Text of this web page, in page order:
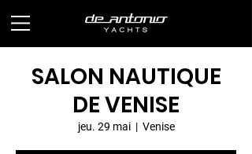
SALON NAUTIQUE
DE VENISE
jeu. 29 mai
  |
Venise